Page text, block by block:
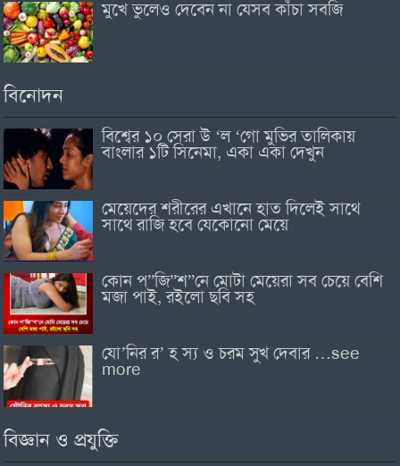
মুখে ভুলেও দেবেন না যেসব কাঁচা সবজি
বিনোদন
বিশ্বের ১০ সেরা উ ‘ল ‘গো মুভির তালিকায়
বাংলার ১টি সিনেমা, একা একা দেখুন
মেয়েদের শরীরের এখানে হাত দিলেই সাথে
সাথে রাজি হবে যেকোনো মেয়ে
কোন প”জি”শ”নে মোটা মেয়েরা সব চেয়ে বেশি
মজা পাই, রইলো ছবি সহ
যো’নির র’ হ স্য ও চরম সুখ দেবার …see
more
বিজ্ঞান ও প্রযুক্তি